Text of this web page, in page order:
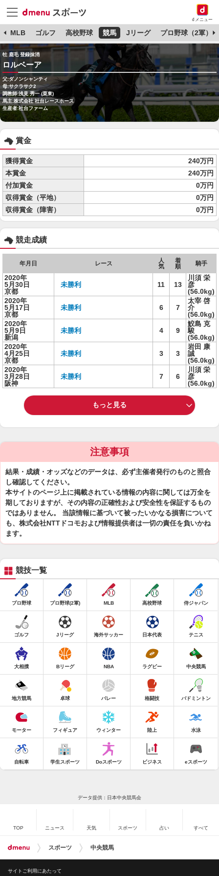
dメニュー
MLB ゴルフ 高校野球 競馬 Jリーグ プロ野球（2軍）
牡 鹿毛 登録抹消
ロルベーア
父:ダノンシャンティ
母:サクラサク2
調教師:浅見 秀一 (栗東)
馬主:株式会社 社台レースホース
生産者:社台ファーム
賞金
獲得賞金
240万円
本賞金
240万円
付加賞金
0万円
収得賞金（平地）
0万円
収得賞金（障害）
0万円
競走成績
年月日 レース
人
気
着
順
騎手
2020年
5月30日
京都
未勝利 11 13
川須 栄
彦
(56.0kg)
2020年
5月17日
京都
未勝利 6 7
太宰 啓
介
(56.0kg)
2020年
5月9日
新潟
未勝利 4 9
鮫島 克
駿
(56.0kg)
2020年
4月25日
京都
未勝利 3 3
岩田 康
誠
(56.0kg)
2020年
3月28日
阪神
未勝利 7 6
川須 栄
彦
(56.0kg)
もっと見る
注意事項
結果・成績・オッズなどのデータは、必ず主催者発行のものと照合
し確認してください。
本サイトのページ上に掲載されている情報の内容に関しては万全を
期しておりますが、その内容の正確性および安全性を保証するもの
ではありません。 当該情報に基づいて被ったいかなる損害について
も、株式会社NTTドコモおよび情報提供者は一切の責任を負いかね
ます。
競技一覧
プロ野球 プロ野球(2軍) MLB 高校野球 侍ジャパン
ゴルフ Jリーグ 海外サッカー 日本代表 テニス
大相撲 Bリーグ NBA ラグビー 中央競馬
地方競馬 卓球 バレー 格闘技 バドミントン
モーター フィギュア ウィンター 陸上 水泳
自転車 学生スポーツ Doスポーツ ビジネス eスポーツ
データ提供：日本中央競馬会
TOP ニュース 天気 スポーツ 占い すべて
スポーツ 中央競馬
サイトご利用にあたって